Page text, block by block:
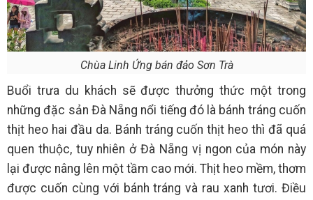
Chùa Linh Ứng bán đảo Sơn Trà
Buổi trưa du khách sẽ được thưởng thức một trong
những đặc sản Đà Nẵng nổi tiếng đó là bánh tráng cuốn
thịt heo hai đầu da. Bánh tráng cuốn thịt heo thì đã quá
quen thuộc, tuy nhiên ở Đà Nẵng vị ngon của món này
lại được nâng lên một tầm cao mới. Thịt heo mềm, thơm
được cuốn cùng với bánh tráng và rau xanh tươi. Điều